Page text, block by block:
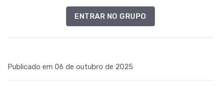
ENTRAR NO GRUPO
Publicado em 06 de outubro de 2025